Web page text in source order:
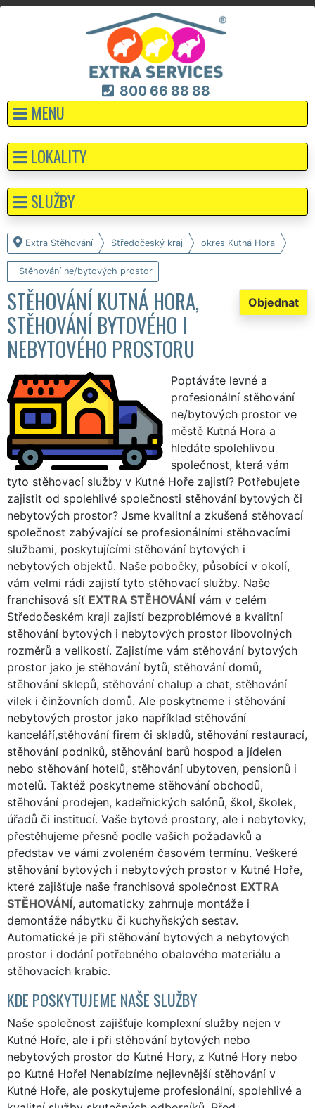
800 66 88 88
MENU
Extra Stěhování Středočeský kraj okres Kutná Hora
Stěhování ne/bytových prostor
Objednat
STĚHOVÁNÍ KUTNÁ HORA,
STĚHOVÁNÍ BYTOVÉHO I
NEBYTOVÉHO PROSTORU
Poptáváte levné a
profesionální stěhování
ne/bytových prostor ve
městě Kutná Hora a
hledáte spolehlivou
společnost, která vám
tyto stěhovací služby v Kutné Hoře zajistí? Potřebujete
zajistit od spolehlivé společnosti stěhování bytových či
nebytových prostor? Jsme kvalitní a zkušená stěhovací
společnost zabývající se profesionálními stěhovacími
službami, poskytujícími stěhování bytových i
nebytových objektů. Naše pobočky, působící v okolí,
vám velmi rádi zajistí tyto stěhovací služby. Naše
franchisová síť EXTRA STĚHOVÁNÍ vám v celém
Středočeském kraji zajistí bezproblémové a kvalitní
stěhování bytových i nebytových prostor libovolných
rozměrů a velikostí. Zajistíme vám stěhování bytových
prostor jako je stěhování bytů, stěhování domů,
stěhování sklepů, stěhování chalup a chat, stěhování
vilek i činžovních domů. Ale poskytneme i stěhování
nebytových prostor jako například stěhování
kanceláří,stěhování firem či skladů, stěhování restaurací,
stěhování podniků, stěhování barů hospod a jídelen
nebo stěhování hotelů, stěhování ubytoven, pensionů i
motelů. Taktéž poskytneme stěhování obchodů,
stěhování prodejen, kadeřnických salónů, škol, školek,
úřadů či institucí. Vaše bytové prostory, ale i nebytovky,
přestěhujeme přesně podle vašich požadavků a
představ ve vámi zvoleném časovém termínu. Veškeré
stěhování bytových i nebytových prostor v Kutné Hoře,
které zajišťuje naše franchisová společnost EXTRA
STĚHOVÁNÍ, automaticky zahrnuje montáže i
demontáže nábytku či kuchyňských sestav.
Automatické je při stěhování bytových a nebytových
prostor i dodání potřebného obalového materiálu a
stěhovacích krabic.
KDE POSKYTUJEME NAŠE SLUŽBY
Naše společnost zajišťuje komplexní služby nejen v
Kutné Hoře, ale i při stěhování bytových nebo
nebytových prostor do Kutné Hory, z Kutné Hory nebo
po Kutné Hoře! Nenabízíme nejlevnější stěhování v
Kutné Hoře, ale poskytujeme profesionální, spolehlivé a
LOKALITY
SLUŽBY